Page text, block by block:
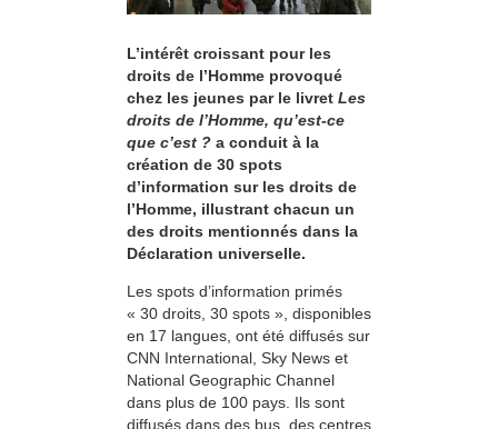
L’intérêt croissant pour les
droits de l’Homme provoqué
chez les jeunes par le livret Les
droits de l’Homme, qu’est-ce
que c’est ? a conduit à la
création de 30 spots
d’information sur les droits de
l’Homme, illustrant chacun un
des droits mentionnés dans la
Déclaration universelle.
Les spots d’information primés
« 30 droits, 30 spots », disponibles
en 17 langues, ont été diffusés sur
CNN International, Sky News et
National Geographic Channel
dans plus de 100 pays. Ils sont
diffusés dans des bus, des centres